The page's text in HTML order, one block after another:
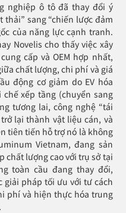
nghiệp ô tô đã thay đổi ý
sang “chiến lược đảm
của năng lực cạnh tranh.
Novelis cho thấy việc xây
cấp và OEM hợp nhất,
chất lượng, chi phí và giá
động cơ giảm do EV hóa
xếp tầng (chuyển sang
tương lai, công nghệ “tái
lại thành vật liệu cán, và
tiên tiến hỗ trợ nó là không
Vietnam, đang sản
chất lượng cao với trụ sở tại
toàn cầu đang thay đổi,
giải pháp tối ưu với tư cách
phí và hiện thực hóa trung